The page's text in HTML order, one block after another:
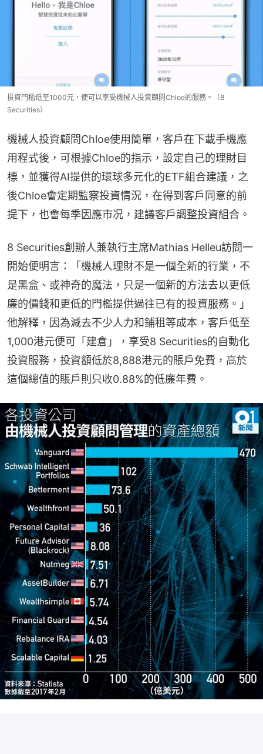
投資門檻低至1000元，便可以享受機械人投資顧問Chloe的服務。（8
Securities）
機械人投資顧問Chloe使用簡單，客戶在下載手機應
用程式後，可根據Chloe的指示，設定自己的理財目
標，並獲得AI提供的環球多元化的ETF組合建議，之
後Chloe會定期監察投資情況，在得到客戶同意的前
提下，也會每季因應市况，建議客戶調整投資組合。
8 Securities創辦人兼執行主席Mathias Helleu訪問一
開始便明言：「機械人理財不是一個全新的行業，不
是黑盒、或神奇的魔法，只是一個新的方法去以更低
廉的價錢和更低的門檻提供過往已有的投資服務。」
他解釋，因為減去不少人力和鋪租等成本，客戶低至
1,000港元便可「建倉」，享受8 Securities的自動化
投資服務，投資額低於8,888港元的賬戶免費，高於
這個總值的賬戶則只收0.88%的低廉年費。